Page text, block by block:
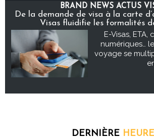
BRAND NEWS ACTUS
De la demande de visa à la carte
Visas fluidifie les formalités
E-Visas, ETA,
numériques…
voyage se
DERNIÈRE HEURE